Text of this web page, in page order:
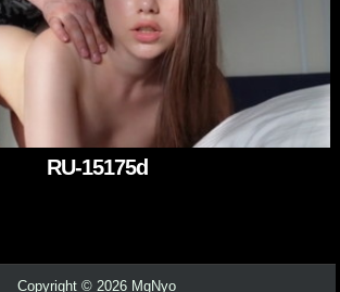
RU-15175d
Copyright © 2026 MgNyo